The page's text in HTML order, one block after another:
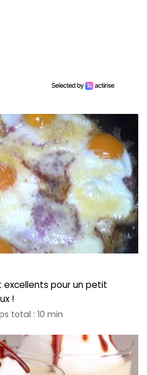
excellents pour un petit
!
total : 10 min